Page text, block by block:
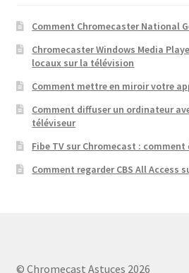
Comment Chromecaster National
Chromecaster Windows Media
locaux sur la télévision
Comment mettre en miroir votre
Comment diffuser un ordinateur
téléviseur
Fibe TV sur Chromecast :
Comment regarder CBS All Access
© Chromecast Astuces 2026